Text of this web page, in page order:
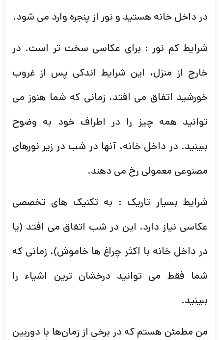
در داخل خانه هستید و نور از پنجره وارد می شود.
شرایط کم نور : برای عکاسی سخت تر است. در
خارج از منزل، این شرایط اندکی پس از غروب
خورشید اتفاق می افتد، زمانی که شما هنوز می
توانید همه چیز را در اطراف خود به وضوح
ببینید. در داخل خانه، آنها در شب در زیر نورهای
مصنوعی معمولی رخ می دهند.
شرایط بسیار تاریک : به تکنیک های تخصصی
عکاسی نیاز دارد. این در شب اتفاق می افتد (یا
در داخل خانه با اکثر چراغ ها خاموش)، زمانی که
شما فقط می توانید درخشان ترین اشیاء را
ببینید.
من مطمئن هستم که در برخی از زمان‌ها با دوربین